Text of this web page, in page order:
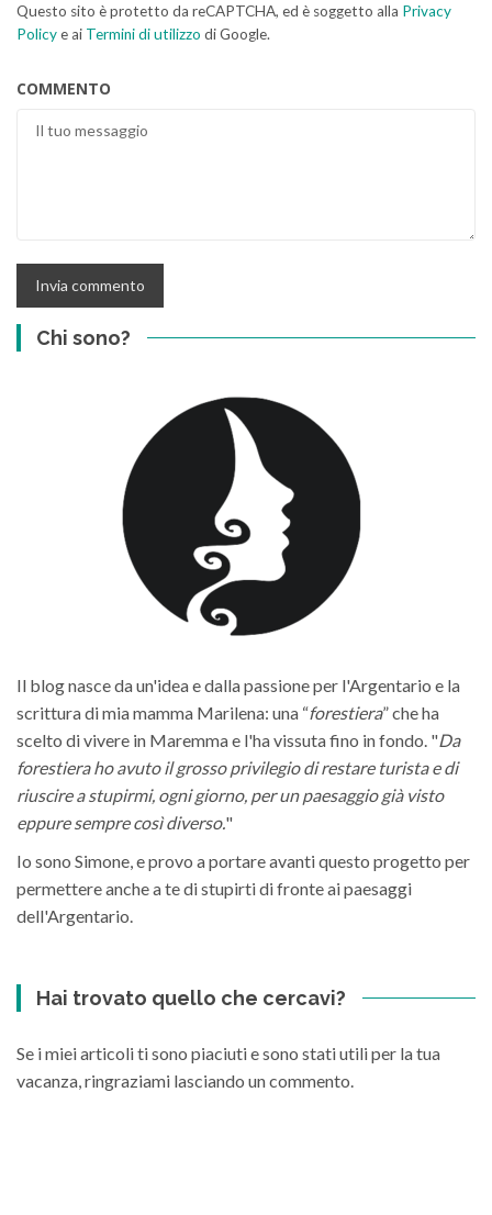
Questo sito è protetto da reCAPTCHA, ed è soggetto alla Privacy
Policye ai Termini di utilizzo di Google.
COMMENTO
Chi sono?
Il blog nasce da un'idea e dalla passione per l'Argentario e la
scrittura di mia mamma Marilena: una “forestiera” che ha
scelto di vivere in Maremma e l'ha vissuta fino in fondo. "Da
forestiera ho avuto il grosso privilegio di restare turista e di
riuscire a stupirmi, ogni giorno, per un paesaggio già visto
eppure sempre così diverso."
Io sono Simone, e provo a portare avanti questo progetto per
permettere anche a te di stupirti di fronte ai paesaggi
dell'Argentario.
Hai trovato quello che cercavi?
Se i miei articoli ti sono piaciuti e sono stati utili per la tua
vacanza, ringraziami lasciando un commento.